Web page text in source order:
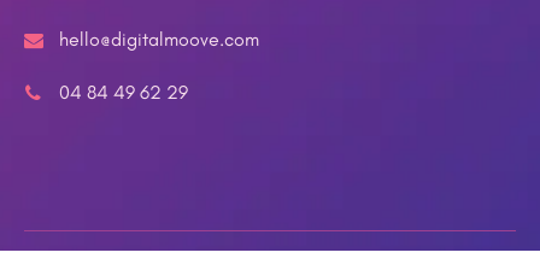
hello@digitalmoove.com
04 84 49 62 29